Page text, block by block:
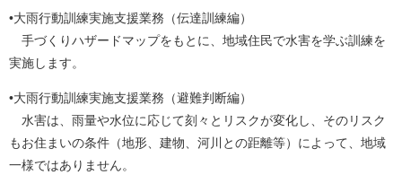
•大雨行動訓練実施支援業務（伝達訓練編）
手づくりハザードマップをもとに、地域住民で水害を学ぶ訓練を
実施します。
•大雨行動訓練実施支援業務（避難判断編）
水害は、雨量や水位に応じて刻々とリスクが変化し、そのリスク
もお住まいの条件（地形、建物、河川との距離等）によって、地域
一様ではありません。